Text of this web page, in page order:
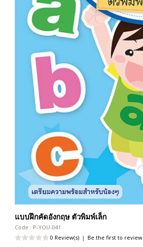
แบบฝึกคัดอังกฤษ ตัวพิมพ์เล็ก
Code : P-YOU-041
0 Review(s) | Be the first to review